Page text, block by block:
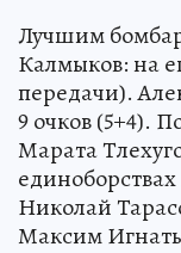
Лучшим
Калмыков: на
передачи).
9 очков (5+4).
Марата
Николай
Максим